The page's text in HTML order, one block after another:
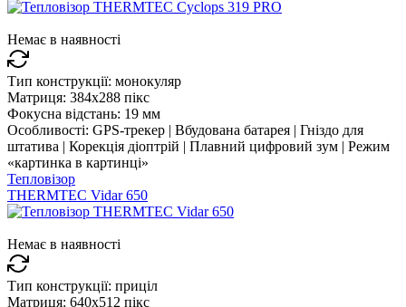
Немає в наявності
Тип конструкції: монокуляр
Матриця: 384x288 пікс
Фокусна відстань: 19 мм
Особливості: GPS-трекер | Вбудована батарея | Гніздо для
штатива | Корекція діоптрій | Плавний цифровий зум | Режим
«картинка в картинці»
Тепловізор
THERMTEC Vidar 650
Немає в наявності
Тип конструкції: приціл
Матриця: 640x512 пікс